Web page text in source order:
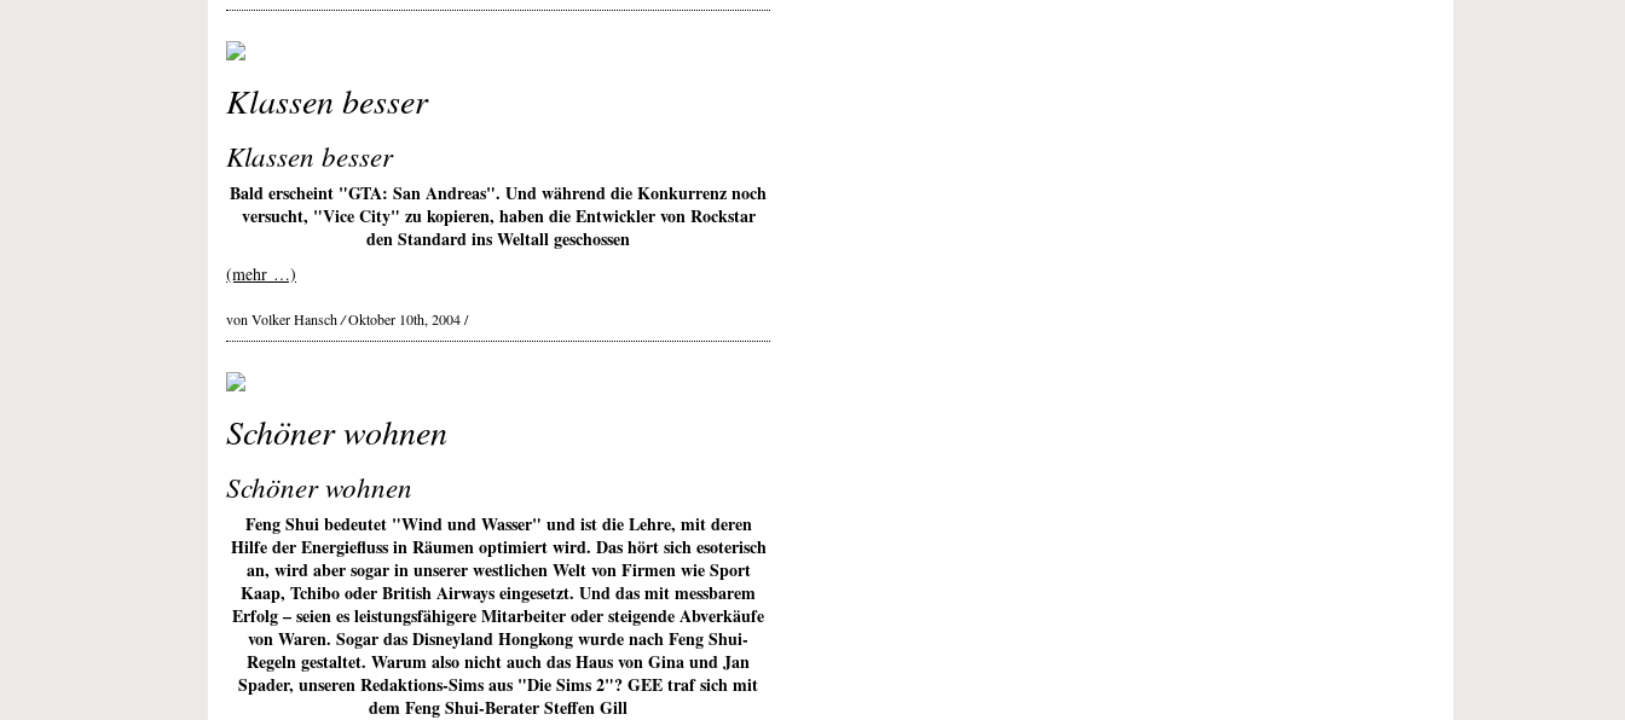
Klassen besser
Klassen besser
Bald erscheint "GTA: San Andreas". Und während die Konkurrenz noch
versucht, "Vice City" zu kopieren, haben die Entwickler von Rockstar
den Standard ins Weltall geschossen
(mehr …)
von Volker Hansch/Oktober 10th, 2004 /
Schöner wohnen
Schöner wohnen
Feng Shui bedeutet "Wind und Wasser" und ist die Lehre, mit deren
Hilfe der Energiefluss in Räumen optimiert wird. Das hört sich esoterisch
an, wird aber sogar in unserer westlichen Welt von Firmen wie Sport
Kaap, Tchibo oder British Airways eingesetzt. Und das mit messbarem
Erfolg – seien es leistungsfähigere Mitarbeiter oder steigende Abverkäufe
von Waren. Sogar das Disneyland Hongkong wurde nach Feng Shui-
Regeln gestaltet. Warum also nicht auch das Haus von Gina und Jan
Spader, unseren Redaktions-Sims aus "Die Sims 2"? GEE traf sich mit
dem Feng Shui-Berater Steffen Gill